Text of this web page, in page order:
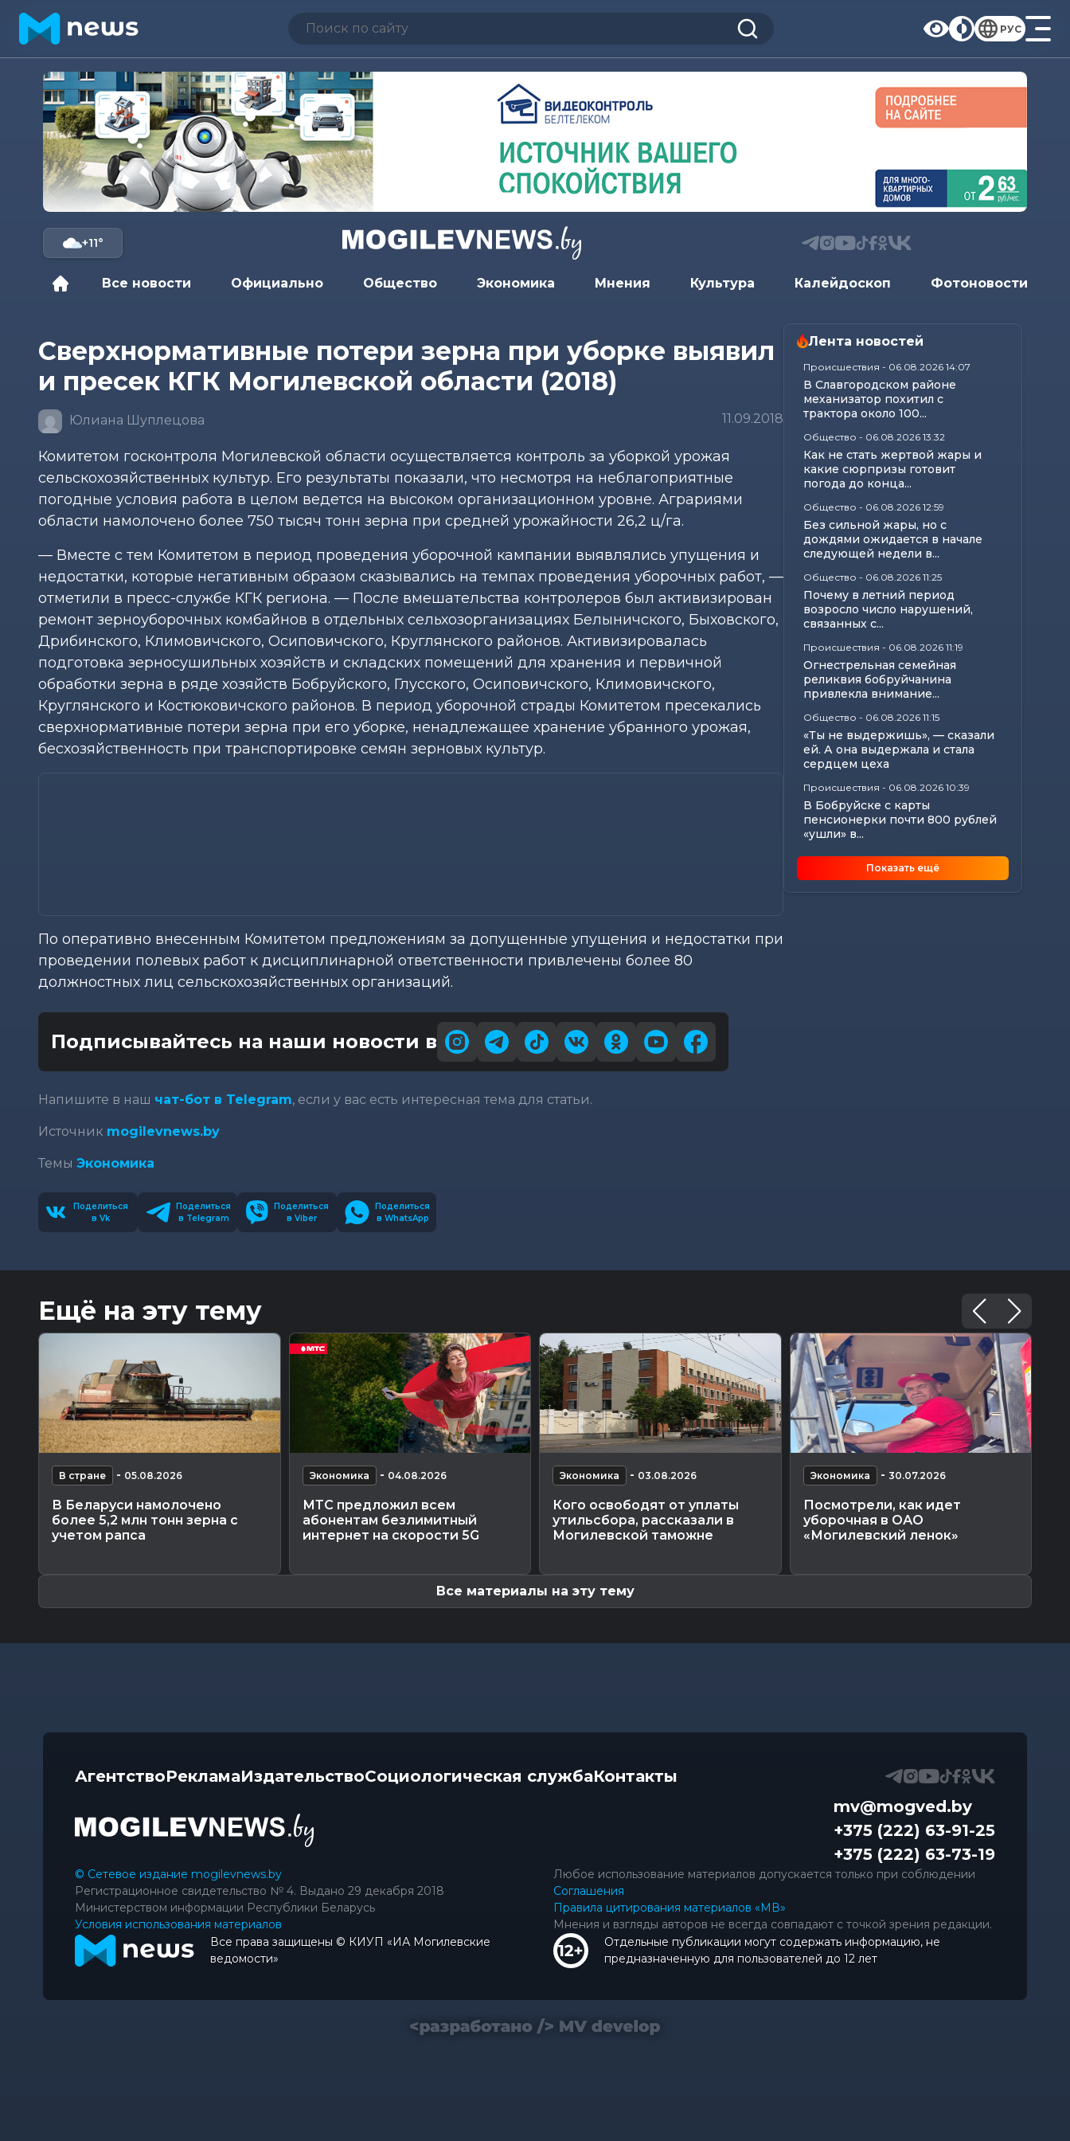
РУС
+11°
Все новости Официально Общество Экономика Мнения Культура Калейдоскоп Фотоновости
Сверхнормативные потери зерна при уборке выявил
и пресек КГК Могилевской области (2018)
Юлиана Шуплецова 11.09.2018
Комитетом госконтроля Могилевской области осуществляется контроль за уборкой урожая
сельскохозяйственных культур. Его результаты показали, что несмотря на неблагоприятные
погодные условия работа в целом ведется на высоком организационном уровне. Аграриями
области намолочено более 750 тысяч тонн зерна при средней урожайности 26,2 ц/га.
— Вместе с тем Комитетом в период проведения уборочной кампании выявлялись упущения и
недостатки, которые негативным образом сказывались на темпах проведения уборочных работ, —
отметили в пресс-службе КГК региона. — После вмешательства контролеров был активизирован
ремонт зерноуборочных комбайнов в отдельных сельхозорганизациях Белыничского, Быховского,
Дрибинского, Климовичского, Осиповичского, Круглянского районов. Активизировалась
подготовка зерносушильных хозяйств и складских помещений для хранения и первичной
обработки зерна в ряде хозяйств Бобруйского, Глусского, Осиповичского, Климовичского,
Круглянского и Костюковичского районов. В период уборочной страды Комитетом пресекались
сверхнормативные потери зерна при его уборке, ненадлежащее хранение убранного урожая,
бесхозяйственность при транспортировке семян зерновых культур.
По оперативно внесенным Комитетом предложениям за допущенные упущения и недостатки при
проведении полевых работ к дисциплинарной ответственности привлечены более 80
должностных лиц сельскохозяйственных организаций.
Подписывайтесь на наши новости в
Напишите в наш чат-бот в Telegram, если у вас есть интересная тема для статьи.
Источник mogilevnews.by
Темы Экономика
Поделиться
в Vk
Поделиться
в Telegram
Поделиться
в Viber
Поделиться
в WhatsApp
Лента новостей
Происшествия - 06.08.2026 14:07
В Славгородском районе
механизатор похитил с
трактора около 100...
Общество - 06.08.2026 13:32
Как не стать жертвой жары и
какие сюрпризы готовит
погода до конца...
Общество - 06.08.2026 12:59
Без сильной жары, но с
дождями ожидается в начале
следующей недели в...
Общество - 06.08.2026 11:25
Почему в летний период
возросло число нарушений,
связанных с...
Происшествия - 06.08.2026 11:19
Огнестрельная семейная
реликвия бобруйчанина
привлекла внимание...
Общество - 06.08.2026 11:15
«Ты не выдержишь», — сказали
ей. А она выдержала и стала
сердцем цеха
Происшествия - 06.08.2026 10:39
В Бобруйске с карты
пенсионерки почти 800 рублей
«ушли» в...
Общество -06.08.2026 09:35
Медиадрайв в «Соснах»:
журналисты «МВ» провели
Показать ещё
Ещё на эту тему
В стране - 05.08.2026
В Беларуси намолочено
более 5,2 млн тонн зерна с
учетом рапса
Экономика - 04.08.2026
МТС предложил всем
абонентам безлимитный
интернет на скорости 5G
Экономика - 03.08.2026
Кого освободят от уплаты
утильсбора, рассказали в
Могилевской таможне
Экономика - 30.07.2026
Посмотрели, как идет
уборочная в ОАО
«Могилевский ленок»
Все материалы на эту тему
АгентствоРекламаИздательствоСоциологическая службаКонтакты
mv@mogved.by
+375 (222) 63-91-25
+375 (222) 63-73-19
© Сетевое издание mogilevnews.by
Регистрационное свидетельство № 4. Выдано 29 декабря 2018
Министерством информации Республики Беларусь
Условия использования материалов
Любое использование материалов допускается только при соблюдении
Соглашения
Правила цитирования материалов «МВ»
Мнения и взгляды авторов не всегда совпадают с точкой зрения редакции.
Все права защищены © КИУП «ИА Могилевские
ведомости»
Отдельные публикации могут содержать информацию, не
предназначенную для пользователей до 12 лет